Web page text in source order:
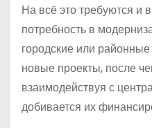
На всё это требуются и
потребность в
городские или
новые проекты, после
взаимодействуя с
добивается их